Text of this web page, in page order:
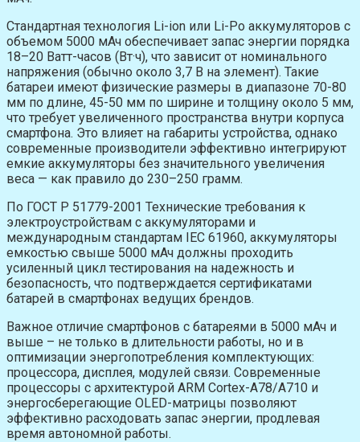
Стандартная технология Li-ion или Li-Po аккумуляторов с
объемом 5000 мАч обеспечивает запас энергии порядка
18–20 Ватт-часов (Вт·ч), что зависит от номинального
напряжения (обычно около 3,7 В на элемент). Такие
батареи имеют физические размеры в диапазоне 70-80
мм по длине, 45-50 мм по ширине и толщину около 5 мм,
что требует увеличенного пространства внутри корпуса
смартфона. Это влияет на габариты устройства, однако
современные производители эффективно интегрируют
емкие аккумуляторы без значительного увеличения
веса — как правило до 230–250 грамм.
По ГОСТ Р 51779-2001 Технические требования к
электроустройствам с аккумуляторами и
международным стандартам IEC 61960, аккумуляторы
емкостью свыше 5000 мАч должны проходить
усиленный цикл тестирования на надежность и
безопасность, что подтверждается сертификатами
батарей в смартфонах ведущих брендов.
Важное отличие смартфонов с батареями в 5000 мАч и
выше – не только в длительности работы, но и в
оптимизации энергопотребления комплектующих:
процессора, дисплея, модулей связи. Современные
процессоры с архитектурой ARM Cortex-A78/A710 и
энергосберегающие OLED-матрицы позволяют
эффективно расходовать запас энергии, продлевая
время автономной работы.